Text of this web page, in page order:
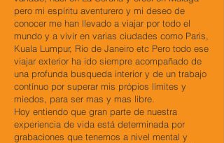
pero mi espíritu aventurero y mi deseo de
conocer me han llevado a viajar por todo el
mundo y a vivir en varias ciudades como Paris,
Kuala Lumpur, Rio de Janeiro etc Pero todo ese
viajar exterior ha ido siempre acompañado de
una profunda busqueda interior y de un trabajo
contínuo por superar mis própios límites y
miedos, para ser mas y mas libre.
Hoy entiendo que gran parte de nuestra
experiencia de vida está determinada por
grabaciones que tenemos a nivel mental y